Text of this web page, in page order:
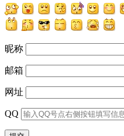
昵称
邮箱
网址
QQ